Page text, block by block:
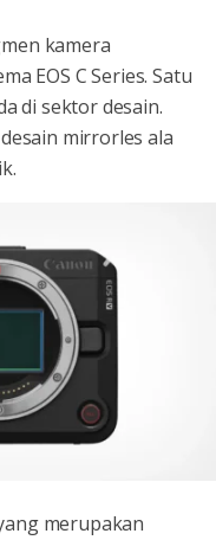
kamera
EOS C Series. Satu
di sektor desain.
mirrorles ala
merupakan